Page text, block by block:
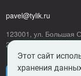
123001, ул. Большая
272700094801
pavel@tylik.ru
Этот сайт
хранения